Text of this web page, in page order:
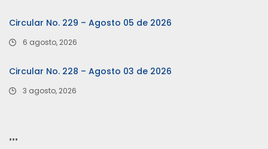
Circular No. 229 – Agosto 05 de 2026
6 agosto, 2026
Circular No. 228 – Agosto 03 de 2026
3 agosto, 2026
…